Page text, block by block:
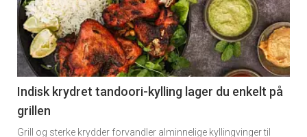
Indisk krydret tandoori-kylling lager du enkelt på
grillen
Grill og sterke krydder forvandler alminnelige kyllingvinger til